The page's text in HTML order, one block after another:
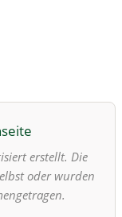
erstellt. Die
oder wurden